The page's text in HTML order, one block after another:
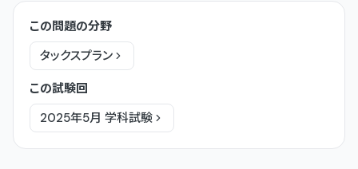
この問題の分野
タックスプラン
この試験回
2025年5月 学科試験